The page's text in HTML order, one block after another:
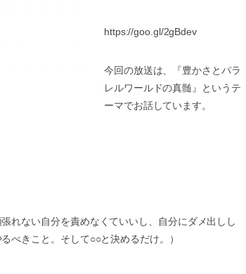
https://goo.gl/2gBdev
今回の放送は、『豊かさとパラ
レルワールドの真髄』というテ
ーマでお話しています。
れない自分を責めなくていいし、自分にダメ出しし
べきこと。そして○○と決めるだけ。）